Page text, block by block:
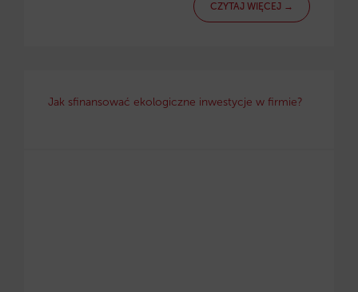
CZYTAJ WIĘCEJ →
Jak sfinansować ekologiczne inwestycje w firmie?